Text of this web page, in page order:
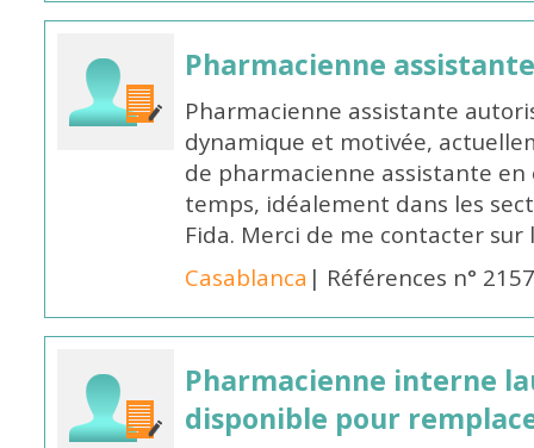
Pharmacienne
Pharmacienne assistante
dynamique et motivée,
de pharmacienne assistante en
temps, idéalement dans les
Fida. Merci de me contacter sur
Casablanca | Références n°
Pharmacienne interne
disponible pour